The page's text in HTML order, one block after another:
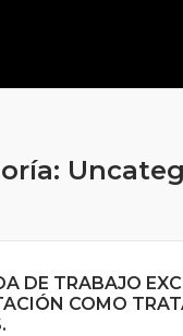
DE TRABAJO
COMO